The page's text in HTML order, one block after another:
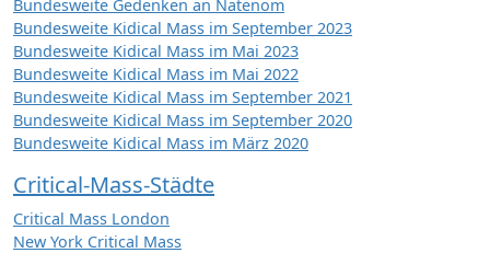
Bundesweite Gedenken an Natenom
Bundesweite Kidical Mass im September 2023
Bundesweite Kidical Mass im Mai 2023
Bundesweite Kidical Mass im Mai 2022
Bundesweite Kidical Mass im September 2021
Bundesweite Kidical Mass im September 2020
Bundesweite Kidical Mass im März 2020
Critical-Mass-Städte
Critical Mass London
New York Critical Mass